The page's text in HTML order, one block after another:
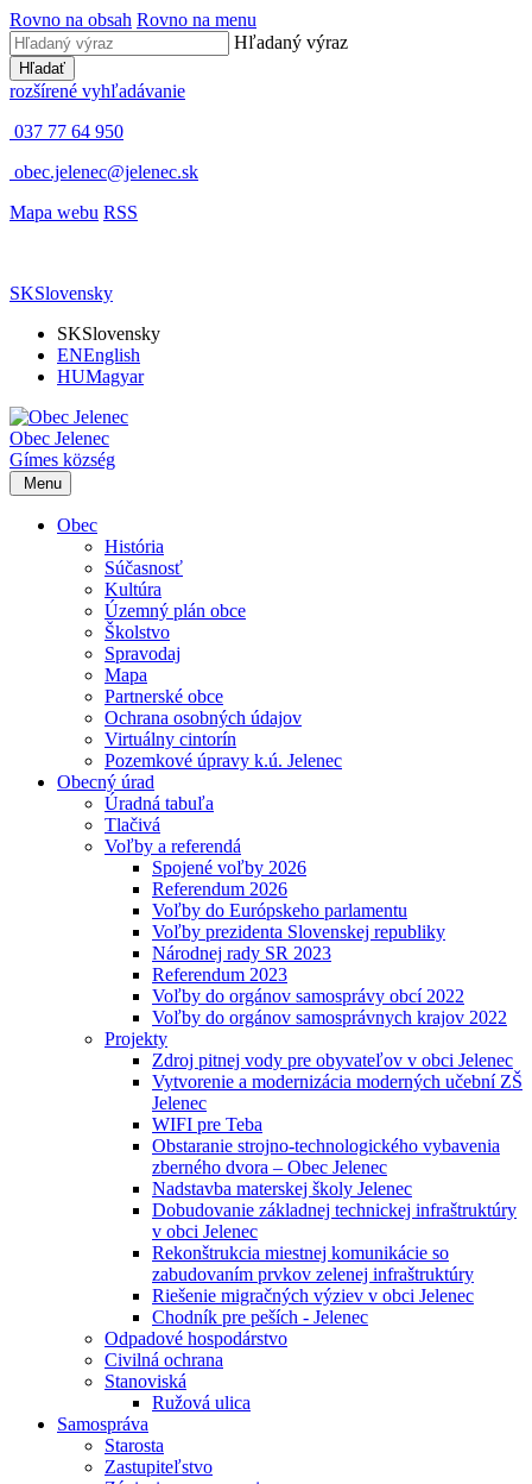
Rovno na obsah Rovno na menu
Hľadaný výraz
Hľadať
rozšírené vyhľadávanie
037 77 64 950
obec.jelenec@jelenec.sk
Mapa webu RSS
SKSlovensky
SKSlovensky
ENEnglish
HUMagyar
Obec Jelenec
Gímes község
Menu
Obec
História
Súčasnosť
Kultúra
Územný plán obce
Školstvo
Spravodaj
Mapa
Partnerské obce
Ochrana osobných údajov
Virtuálny cintorín
Pozemkové úpravy k.ú. Jelenec
Obecný úrad
Úradná tabuľa
Tlačivá
Voľby a referendá
Spojené voľby 2026
Referendum 2026
Voľby do Európskeho parlamentu
Voľby prezidenta Slovenskej republiky
Národnej rady SR 2023
Referendum 2023
Voľby do orgánov samosprávy obcí 2022
Voľby do orgánov samosprávnych krajov 2022
Projekty
Zdroj pitnej vody pre obyvateľov v obci Jelenec
Vytvorenie a modernizácia moderných učební ZŠ
Jelenec
WIFI pre Teba
Obstaranie strojno-technologického vybavenia
zberného dvora – Obec Jelenec
Nadstavba materskej školy Jelenec
Dobudovanie základnej technickej infraštruktúry
v obci Jelenec
Rekonštrukcia miestnej komunikácie so
zabudovaním prvkov zelenej infraštruktúry
Riešenie migračných výziev v obci Jelenec
Chodník pre peších - Jelenec
Odpadové hospodárstvo
Civilná ochrana
Stanoviská
Ružová ulica
Samospráva
Starosta
Zastupiteľstvo